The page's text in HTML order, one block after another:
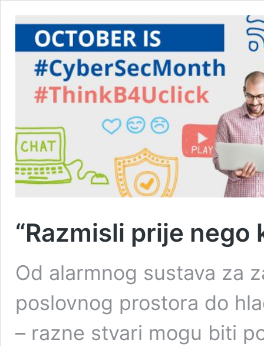
“Razmisli prije nego
Od alarmnog sustava za
poslovnog prostora do
– razne stvari mogu biti